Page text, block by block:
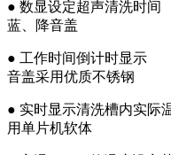
● 数显设定超声清
蓝、降音盖
● 工作时间倒计时
音盖采用优质不锈钢
● 实时显示清洗槽内
用单片机软体